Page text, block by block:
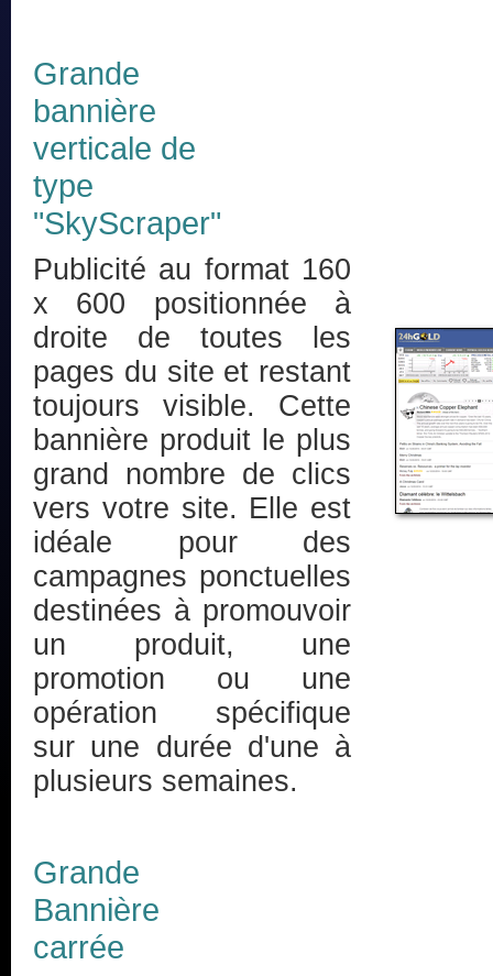
Grande
bannière
verticale de
type
"SkyScraper"
Publicité au format 160
x 600 positionnée à
droite de toutes les
pages du site et restant
toujours visible. Cette
bannière produit le plus
grand nombre de clics
vers votre site. Elle est
idéale pour des
campagnes ponctuelles
destinées à promouvoir
un produit, une
promotion ou une
opération spécifique
sur une durée d'une à
plusieurs semaines.
Grande
Bannière
carrée